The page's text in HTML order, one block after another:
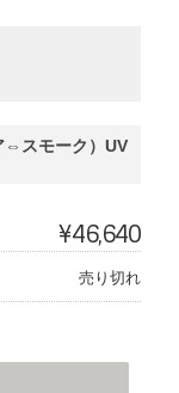
⇔スモーク）UV
¥46,640
売り切れ